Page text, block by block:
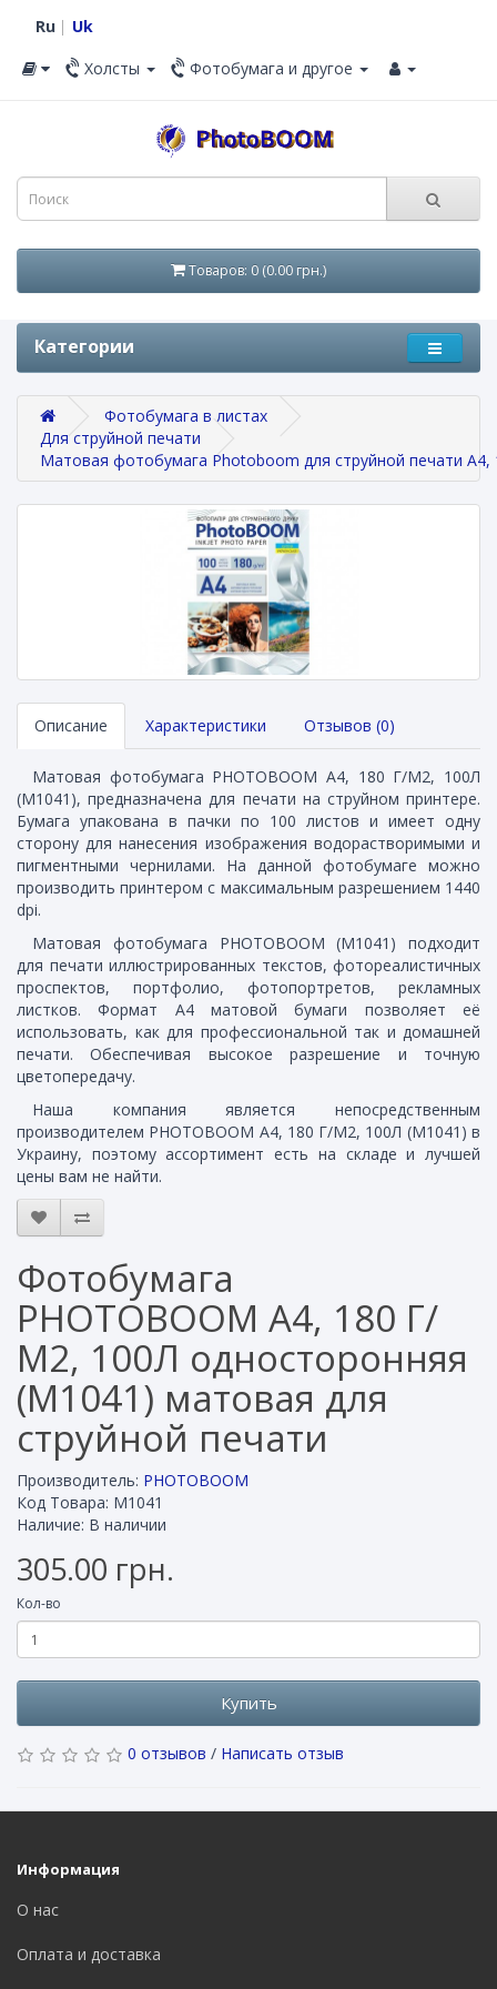
Ru
Uk
Холсты
Фотобумага и другое
Товаров: 0 (0.00 грн.)
Категории
Фотобумага в листах
Для струйной печати
Матовая фотобумага Photoboom для струйной печати
Описание Характеристики Отзывов (0)
Матовая фотобумага PHOTOBOOM A4, 180 Г/М2, 100Л
(M1041), предназначена для печати на струйном принтере.
Бумага упакована в пачки по 100 листов и имеет одну
сторону для нанесения изображения водорастворимыми и
пигментными чернилами. На данной фотобумаге можно
производить принтером с максимальным разрешением 1440
dpi.
Матовая фотобумага PHOTOBOOM (M1041) подходит
для печати иллюстрированных текстов, фотореалистичных
проспектов, портфолио, фотопортретов, рекламных
листков. Формат А4 матовой бумаги позволяет её
использовать, как для профессиональной так и домашней
печати. Обеспечивая высокое разрешение и точную
цветопередачу.
Наша компания является непосредственным
производителем PHOTOBOOM A4, 180 Г/М2, 100Л (M1041) в
Украину, поэтому ассортимент есть на складе и лучшей
цены вам не найти.
Фотобумага
PHOTOBOOM A4, 180 Г/
М2, 100Л односторонняя
(M1041) матовая для
струйной печати
Производитель: PHOTOBOOM
Код Товара: M1041
Наличие: В наличии
305.00 грн.
Кол-во
Купить
0 отзывов / Написать отзыв
Информация
О нас
Оплата и доставка